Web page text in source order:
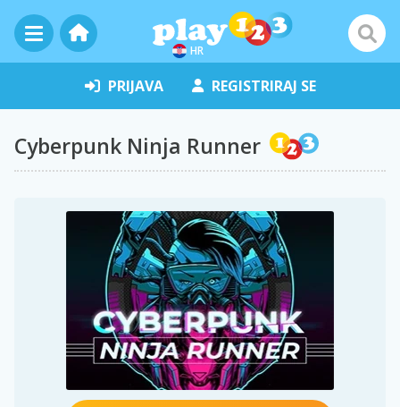
HR
PRIJAVA REGISTRIRAJ SE
Cyberpunk Ninja Runner